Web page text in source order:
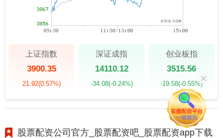
上证指数
3900.35
21.92(0.57%)
深证成指
14110.12
-34.08(-0.24%)
创业板指
3515.56
-19.58(-0.55%)
股票配资公司官方_股票配资吧_股票配资app下载